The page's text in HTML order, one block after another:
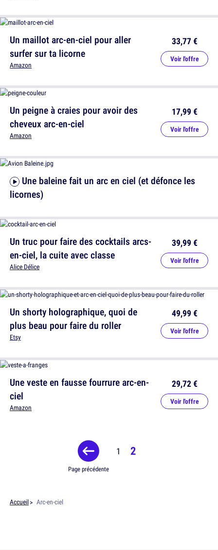
Un peigne à craies pour avoir des
cheveux arc-en-ciel
Amazon
17,99 €
Voir l'offre
Un truc pour faire des cocktails arcs-
en-ciel, la cuite avec classe
Alice Délice
39,99 €
Voir l'offre
Une veste en fausse fourrure arc-en-
ciel
Amazon
29,72 €
Voir l'offre
Un maillot arc-en-ciel pour aller
surfer sur ta licorne
Amazon
33,77 €
Voir l'offre
licornes)
Un shorty holographique, quoi de
plus beau pour faire du roller
Etsy
49,99 €
Voir l'offre
Page précédente
1 2
Accueil Arc-en-ciel